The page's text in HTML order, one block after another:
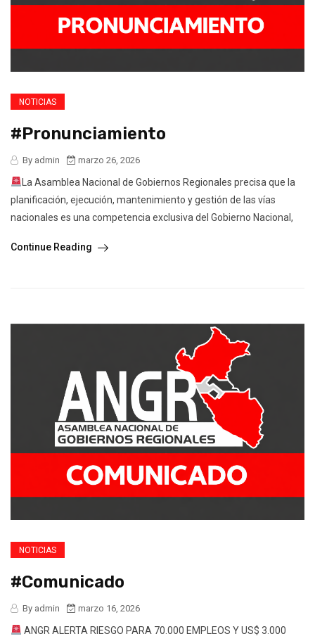
NOTICIAS
#Pronunciamiento
By admin marzo 26, 2026
La Asamblea Nacional de Gobiernos Regionales precisa que la
planificación, ejecución, mantenimiento y gestión de las vías
nacionales es una competencia exclusiva del Gobierno Nacional,
Continue Reading
NOTICIAS
#Comunicado
By admin marzo 16, 2026
ANGR ALERTA RIESGO PARA 70.000 EMPLEOS Y US$ 3.000